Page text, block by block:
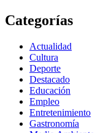
Categorías
Actualidad
Cultura
Deporte
Destacado
Educación
Empleo
Entretenimiento
Gastronomía